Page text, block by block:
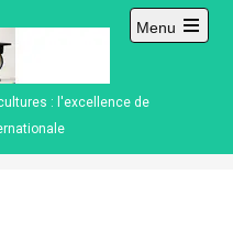
: l'excellence de
Menu
Open